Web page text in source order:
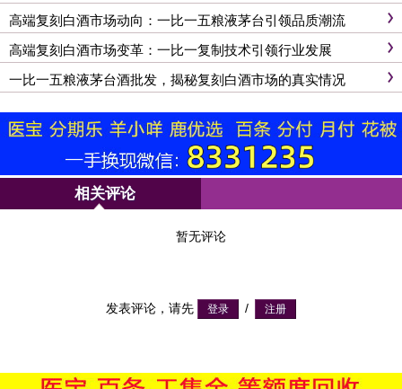
高端复刻白酒市场动向：一比一五粮液茅台引领品质潮流
高端复刻白酒市场变革：一比一复制技术引领行业发展
一比一五粮液茅台酒批发，揭秘复刻白酒市场的真实情况
相关评论
暂无评论
发表评论，请先 /